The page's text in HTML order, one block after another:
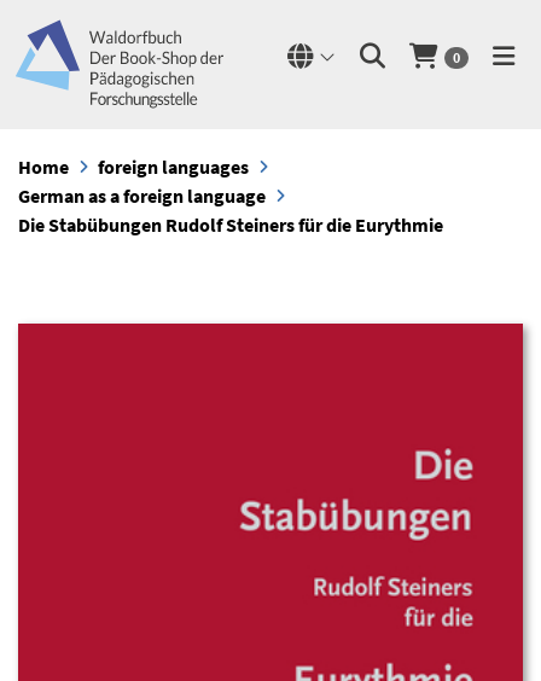
0
Home
foreign languages
German as a foreign language
Die Stabübungen Rudolf Steiners für die Eurythmie